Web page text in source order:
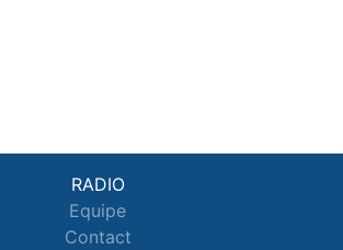
RADIO
Equipe
Contact